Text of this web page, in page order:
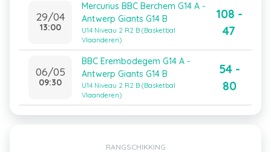
29/04
13:00
Mercurius BBC Berchem G14 A -
Antwerp Giants G14 B
U14 Niveau 2 R2 B (Basketbal
Vlaanderen)
108 -
47
06/05
09:30
BBC Erembodegem G14 A -
Antwerp Giants G14 B
U14 Niveau 2 R2 B (Basketbal
Vlaanderen)
54 -
80
RANGSCHIKKING